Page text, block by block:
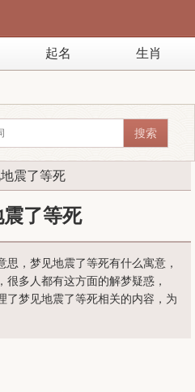
起名 生肖
震了等死
了等死
思，梦见地震了等死有什么寓意，
多人都有这方面的解梦疑惑，
了梦见地震了等死相关的内容，为